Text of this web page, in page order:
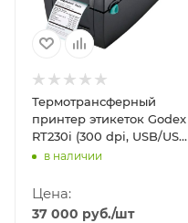
Термотрансферный
принтер этикеток Godex
RT230i (300 dpi, USB/USB
Host/RS-232/Ethernet,
в наличии
Цена:
37 000 руб./шт